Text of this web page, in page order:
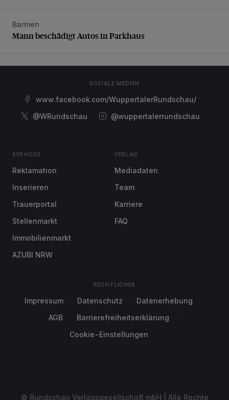
Mann beschädigt Autos in Parkhaus
Barmen
Mann beschädigt Autos in Parkhaus
SOZIALE MEDIEN
www.facebook.com/WuppertalerRundschau/
@WRundschau
@wuppertalerrundschau
SERVICES
Reklamation
Inserieren
Trauerportal
Stellenmarkt
Immobilienmarkt
AZUBI NRW
VERLAG
Mediadaten
Team
Karriere
FAQ
RECHTLICHES
Impressum Datenschutz
Datenerhebung
AGB
Barrierefreiheitserklärung
Cookie-Einstellungen
© Rundschau Verlagsgesellschaft mbH | Alle Rechte